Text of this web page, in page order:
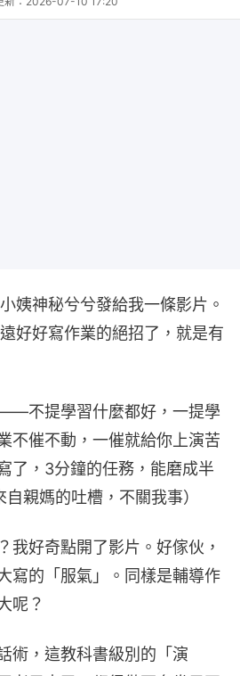
姨神秘兮兮發給我一條影片。
好好寫作業的絕招了，就是有
不提學習什麼都好，一提學
不催不動，一催就給你上演苦
了，3分鐘的任務，能磨成半
親媽的吐槽，不關我事）
我好奇點開了影片。好傢伙，
的「服氣」。同樣是輔導作
呢？
術，這教科書級別的「演